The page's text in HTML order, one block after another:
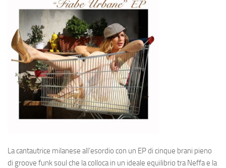
La cantautrice milanese all’esordio con un EP di cinque brani pieno
di groove funk soul che la colloca in un ideale equilibrio tra Neffa e la